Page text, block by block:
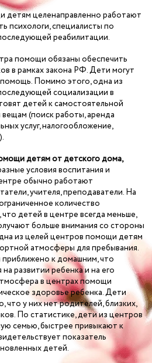
целенаправленно работают
психологи, специалисты по
реабилитации.
помощи обязаны обеспечить
в рамках закона РФ. Дети могут
Помимо этого, одна из
социализации в
детей к самостоятельной
(поиск работы, аренда
услуг, налогообложение,
детям от детского дома,
условия воспитания и
обычно работают
учителя, преподаватели. На
количество
детей в центре всегда меньше,
больше внимания со стороны
из целей центров помощи детям
атмосферы для пребывания.
к домашним, что
развитии ребенка и на его
в центрах помощи
здоровье ребенка. Дети
что у них нет родителей, близких,
По статистике, дети из центров
семью, быстрее привыкают к
показатель
детей.